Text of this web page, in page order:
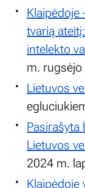
Klaipėdoje
tvarią
intelekto
m. rugsėjo
Lietuvos
Lietuvos
2024 m.
Klaipėdoje